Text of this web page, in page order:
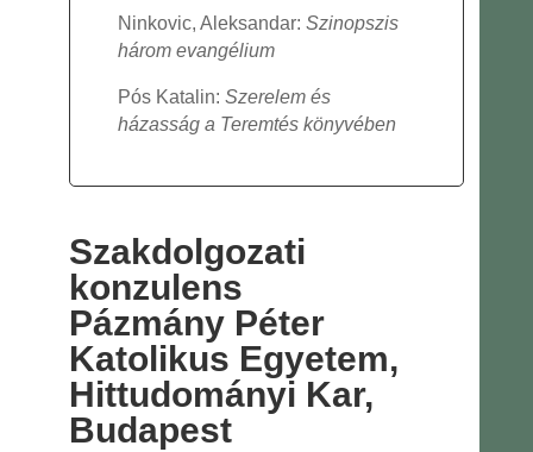
Ninkovic, Aleksandar:Szinopszis
három evangélium
Pós Katalin:Szerelem és
házasság a Teremtés könyvében
Szakdolgozati
konzulens
Pázmány Péter
Katolikus Egyetem,
Hittudományi Kar,
Budapest